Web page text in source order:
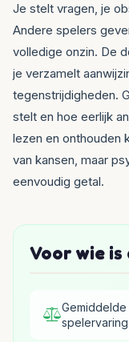
Je stelt vragen, je
Andere spelers
volledige onzin. De
je verzamelt
tegenstrijdigheden.
stelt en hoe eerlijk
lezen en onthouden
van kansen, maar
eenvoudig getal.
Voor wie is
spelervaring